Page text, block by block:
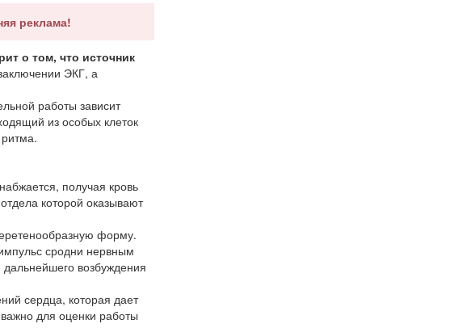
реклама!
о том, что источник
ЭКГ, а
работы зависит
из особых клеток
получая кровь
которой оказывают
форму.
сродни нервным
возбуждения
сердца, которая дает
для оценки работы